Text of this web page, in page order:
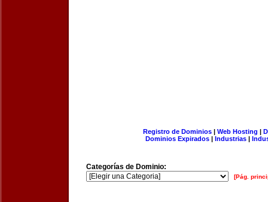
Registro de Dominios| Web Hosting |
Dominios Expirados | Industrias |
Categorías de Dominio:
[Pág.